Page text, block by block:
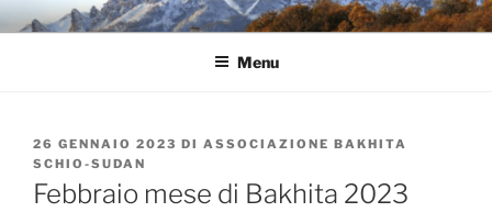
Salta
al
ASSOCIAZIONE BAKHITA
SCHIO-SUDAN
Per e con Bakhita
Menu
PUBBLICATO
IL
26 GENNAIO 2023 DI ASSOCIAZIONE BAKHITA
SCHIO-SUDAN
Febbraio mese di Bakhita 2023